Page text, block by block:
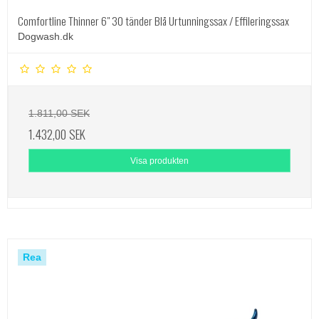
Comfortline Thinner 6" 30 tänder Blå Urtunningssax / Effileringssax
Dogwash.dk
1.811,00 SEK
1.432,00 SEK
Visa produkten
Rea